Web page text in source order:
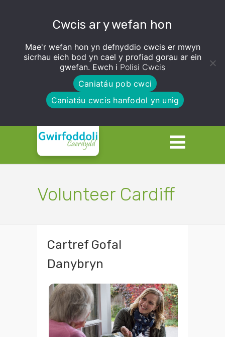
Cwcis ar y wefan hon
Mae'r wefan hon yn defnyddio cwcis er mwyn
sicrhau eich bod yn cael y profiad gorau ar ein
gwefan. Ewch i Polisi Cwcis
Caniatáu pob cwci
Caniatáu cwcis hanfodol yn unig
Volunteer Cardiff
Cartref Gofal
Danybryn